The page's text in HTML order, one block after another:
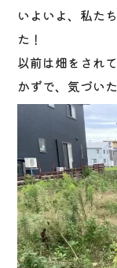
いよいよ、私た
た！
以前は畑をされ
かずで、気づい